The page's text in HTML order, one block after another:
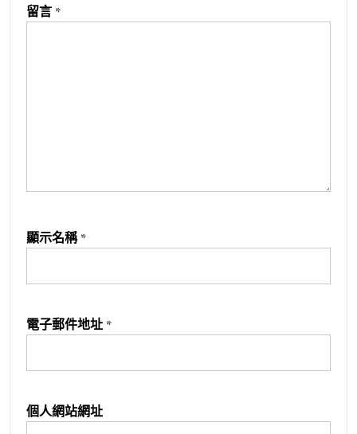
留言 *
顯示名稱 *
電子郵件地址 *
個人網站網址